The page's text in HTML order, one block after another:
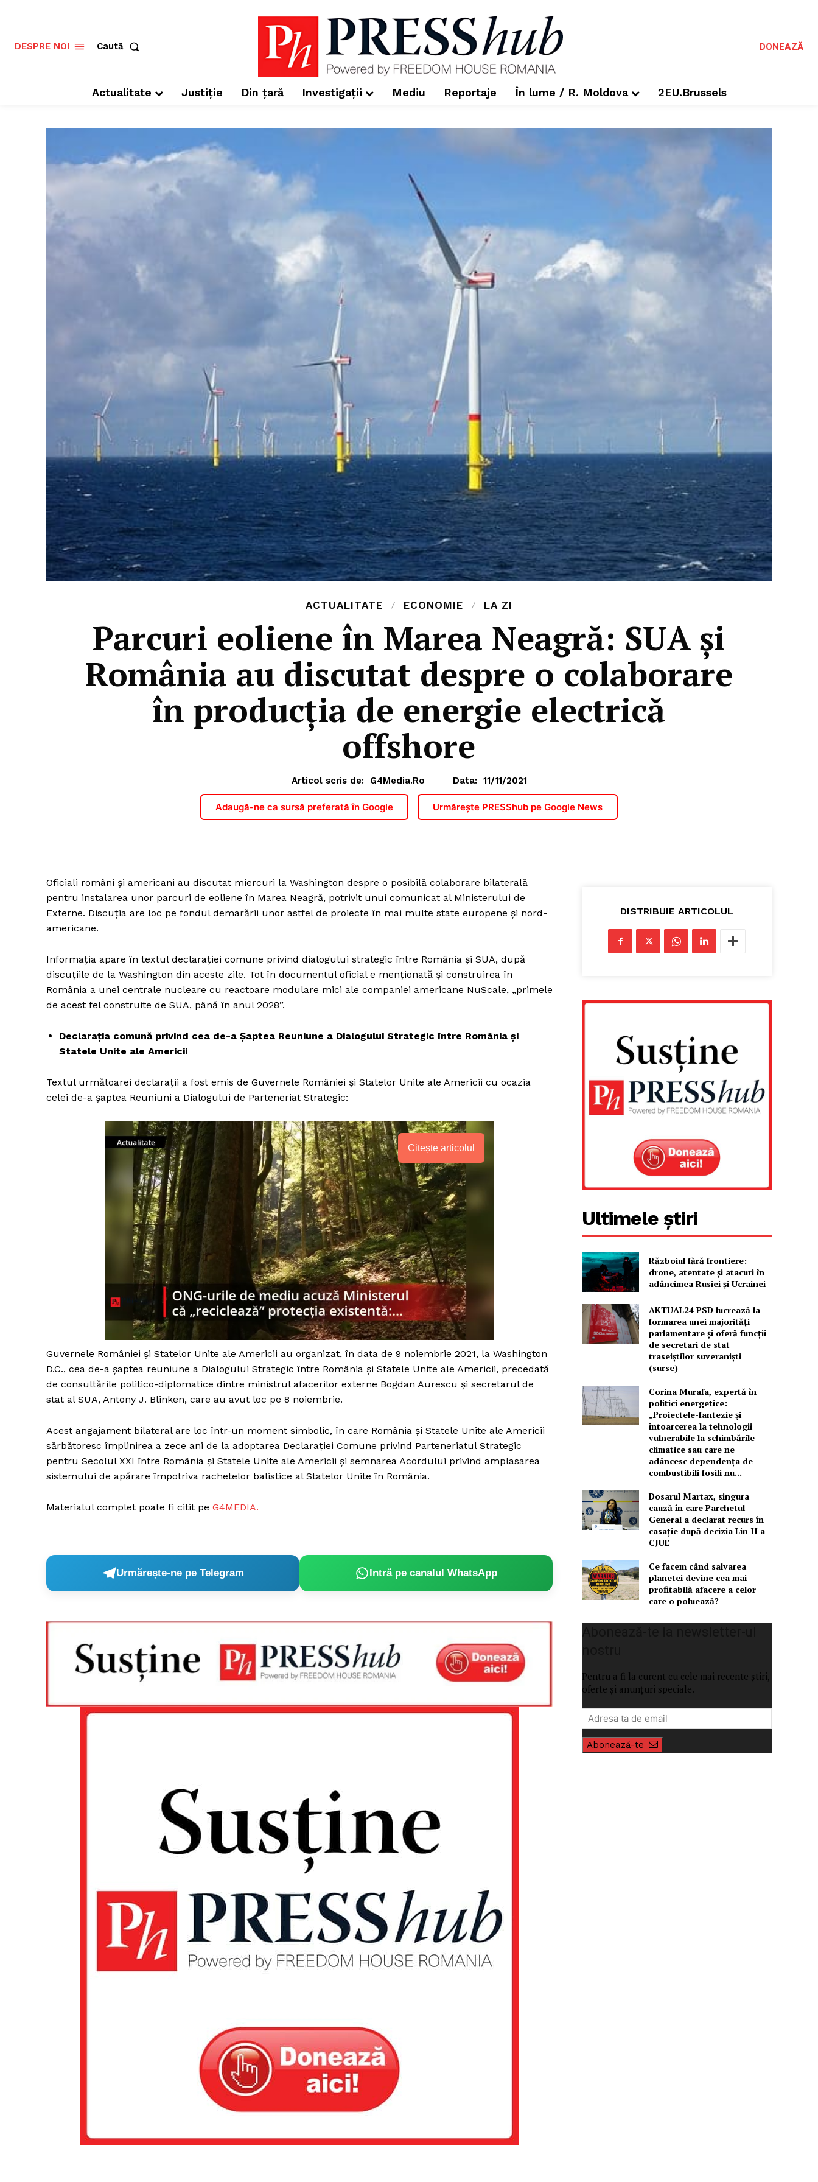
FREEDOM HOUSE
ROMÂNIA
PRESShub
Despre noi / Echipa
Proiecte editoriale
Rețea
DESPRE NOI Caută DONEAZĂ
Actualitate Justiție Din țară Investigații Mediu Reportaje În lume / R. Moldova 2EU.Brussels
ACTUALITATE ECONOMIE LA ZI
Parcuri eoliene în Marea Neagră: SUA și
România au discutat despre o colaborare
în producția de energie electrică
offshore
Articol scris de: G4Media.ro Data: 11/11/2021
Adaugă-ne ca sursă preferată în Google Urmărește PRESShub pe Google News
Oficiali români și americani au discutat miercuri la Washington despre o posibilă colaborare bilaterală
pentru instalarea unor parcuri de eoliene în Marea Neagră, potrivit unui comunicat al Ministerului de
Externe. Discuția are loc pe fondul demarării unor astfel de proiecte în mai multe state europene și nord-
americane.
Informația apare în textul declarației comune privind dialogului strategic între România și SUA, după
discuțiile de la Washington din aceste zile. Tot în documentul oficial e menționată și construirea în
România a unei centrale nucleare cu reactoare modulare mici ale companiei americane NuScale, „primele
de acest fel construite de SUA, până în anul 2028”.
Declarația comună privind cea de-a Șaptea Reuniune a Dialogului Strategic între România și
Statele Unite ale Americii
Textul următoarei declarații a fost emis de Guvernele României și Statelor Unite ale Americii cu ocazia
celei de-a șaptea Reuniuni a Dialogului de Parteneriat Strategic:
Citește articolul
Guvernele României și Statelor Unite ale Americii au organizat, în data de 9 noiembrie 2021, la Washington
D.C., cea de-a șaptea reuniune a Dialogului Strategic între România și Statele Unite ale Americii, precedată
de consultările politico-diplomatice dintre ministrul afacerilor externe Bogdan Aurescu și secretarul de
stat al SUA, Antony J. Blinken, care au avut loc pe 8 noiembrie.
Acest angajament bilateral are loc într-un moment simbolic, în care România și Statele Unite ale Americii
sărbătoresc împlinirea a zece ani de la adoptarea Declarației Comune privind Parteneriatul Strategic
pentru Secolul XXI între România și Statele Unite ale Americii și semnarea Acordului privind amplasarea
sistemului de apărare împotriva rachetelor balistice al Statelor Unite în România.
Materialul complet poate fi citit pe G4MEDIA.
Urmărește-ne pe Telegram Intră pe canalul WhatsApp
DISTRIBUIE ARTICOLUL
Ultimele știri
Războiul fără frontiere:
drone, atentate și atacuri în
adâncimea Rusiei și Ucrainei
AKTUAL24 PSD lucrează la
formarea unei majorităţi
parlamentare și oferă funcții
de secretari de stat
traseiștilor suveraniști
(surse)
Corina Murafa, expertă în
politici energetice:
„Proiectele-fantezie și
întoarcerea la tehnologii
vulnerabile la schimbările
climatice sau care ne
adâncesc dependența de
combustibili fosili nu...
Dosarul Martax, singura
cauză în care Parchetul
General a declarat recurs în
casație după decizia Lin II a
CJUE
Ce facem când salvarea
planetei devine cea mai
profitabilă afacere a celor
care o poluează?
Pentru a fi la curent cu cele mai recente știri,
oferte și anunțuri speciale.
Abonează-te